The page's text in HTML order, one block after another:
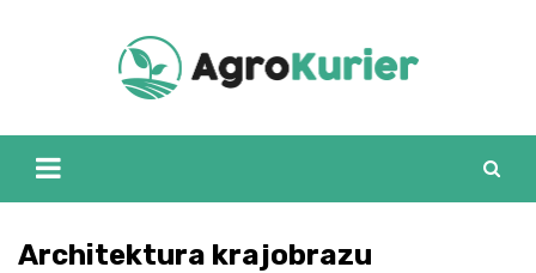
Architektura krajobrazu